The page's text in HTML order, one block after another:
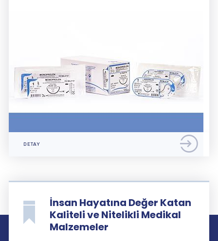
DETAY
İnsan Hayatına Değer Katan
Kaliteli ve Nitelikli Medikal
Malzemeler